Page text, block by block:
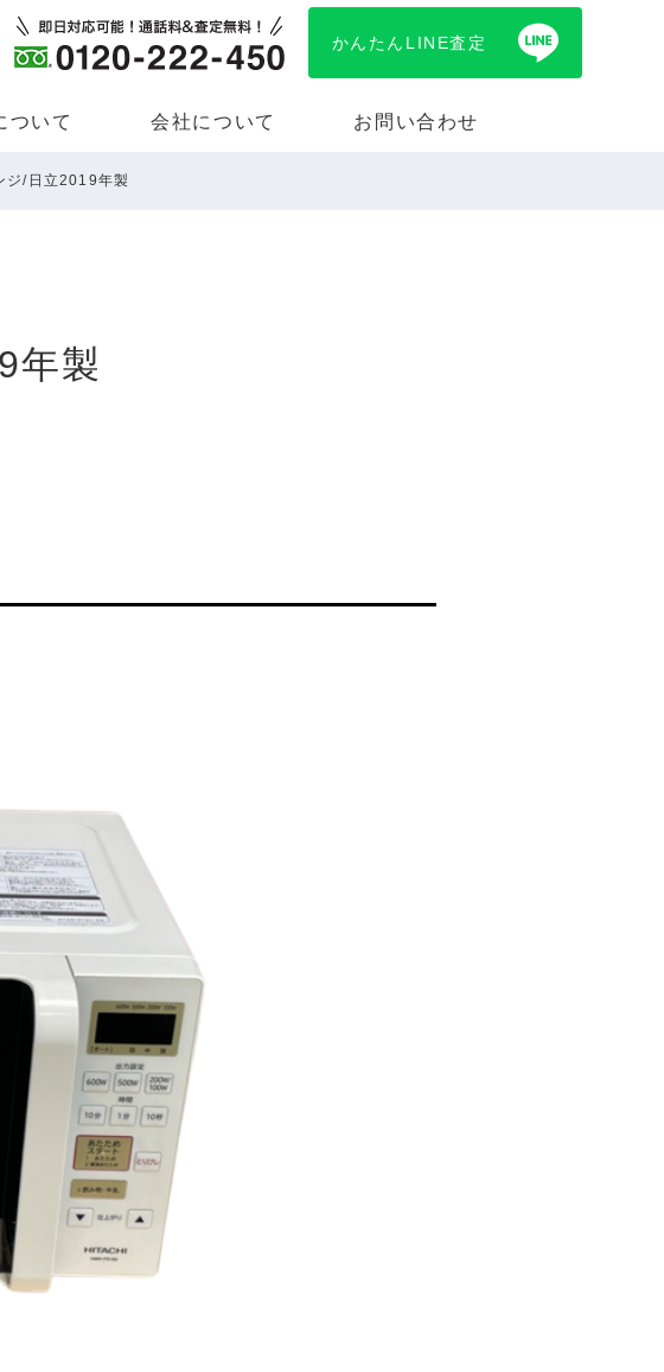
かんたんLINE査定
ついて 会社について お問い合わせ
ジ/日立2019年製
年製